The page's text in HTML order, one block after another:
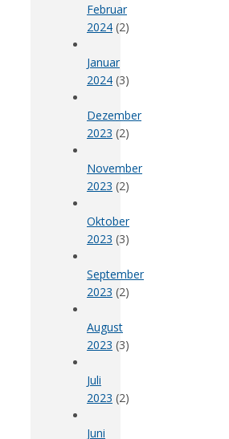
Februar
2024 (2)
Januar
2024 (3)
Dezember
2023 (2)
November
2023 (2)
Oktober
2023 (3)
September
2023 (2)
August
2023 (3)
Juli
2023 (2)
Juni